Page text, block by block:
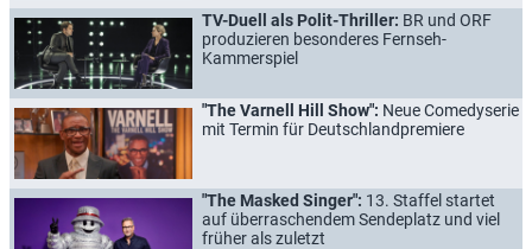
TV-Duell als Polit-Thriller: BR und ORF
produzieren besonderes Fernseh-
Kammerspiel
"The Varnell Hill Show": Neue Comedyserie
mit Termin für Deutschlandpremiere
"The Masked Singer": 13. Staffel startet
auf überraschendem Sendeplatz und viel
früher als zuletzt